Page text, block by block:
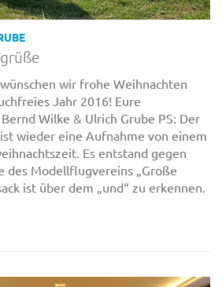
wir frohe Weihnachten
Jahr 2016! Eure
Wilke & Ulrich Grube PS: Der
wieder eine Aufnahme von einem
Es entstand gegen
des Modellflugvereins „Große
ist über dem „und“ zu erkennen.